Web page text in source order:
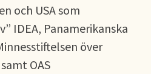
och USA som
IDEA, Panamerikanska
över
OAS